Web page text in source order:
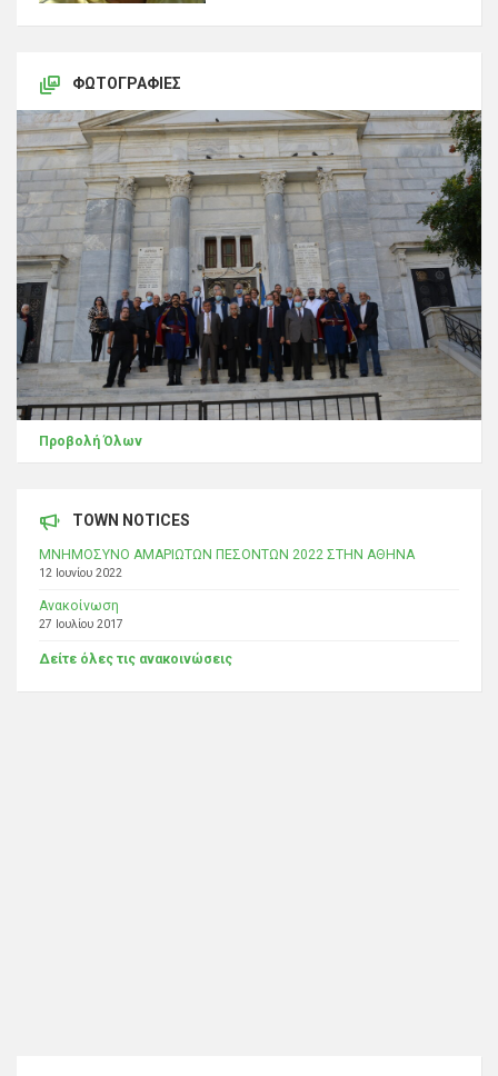
ΦΩΤΟΓΡΑΦΊΕΣ
Προβολή Όλων
TOWN NOTICES
ΜΝΗΜΟΣΥΝΟ ΑΜΑΡΙΩΤΩΝ ΠΕΣΟΝΤΩΝ 2022 ΣΤΗΝ ΑΘΗΝΑ
12 Ιουνίου 2022
Ανακοίνωση
27 Ιουλίου 2017
Δείτε όλες τις ανακοινώσεις